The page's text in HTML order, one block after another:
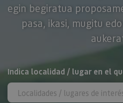
egin begiratua
pasa, ikasi, mugitu
BILATU
Indica localidad / lugar en el